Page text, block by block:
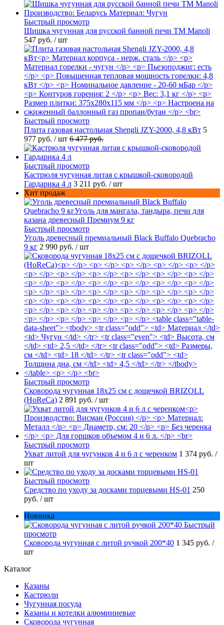
Быстрый просмотр
Шишка чугунная для русской банной печи ТМ Manoli
547 руб. / шт
Быстрый просмотр
Плита газовая настольная Shengli JZY-2000, 4,8 кВт 5
977 руб. / шт 6 477 руб.
Быстрый просмотр
Кастрюля чугунная литая с крышкой-сковородой
Гардарика 4 л 3 211 руб. / шт
Хит продаж
Быстрый просмотр
Уголь древесный премиальный Black Buffalo Quebracho
9 кг 2 990 руб. / шт
Быстрый просмотр
Сковорода чугунная 18х25 см с дощечкой BRIZOLL
(HoReCa) 2 891 руб. / шт
Быстрый просмотр
Ухват литой для чугунков 4 и 6 л с черенком 1 374 руб. /
шт
Быстрый просмотр
Средство по уходу за досками торцевыми HS-01 250
руб. / шт
Новинка
Быстрый
просмотр
Сковорода чугунная с литой ручкой 200*40 1 345 руб. /
шт
Каталог
Казаны
Кастрюли
Чугунная посуда
Казаны и котелки алюминиевые
Сковорода чугунная